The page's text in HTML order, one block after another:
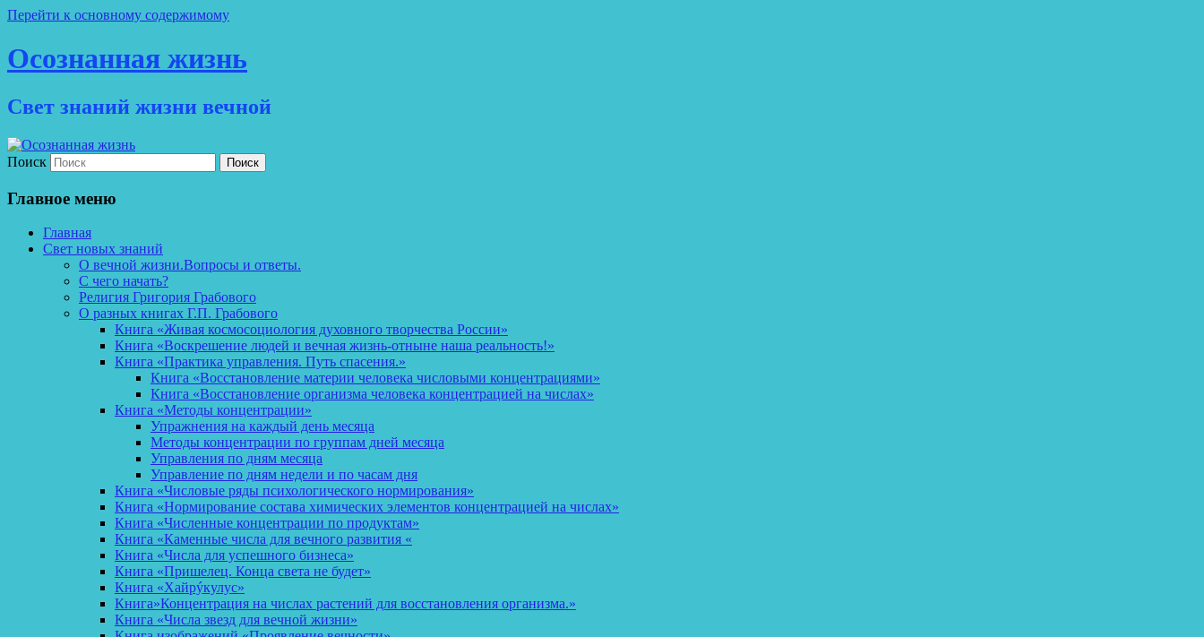
Перейти к основному содержимому
Осознанная жизнь
Свет знаний жизни вечной
Поиск
Главное меню
Главная
Свет новых знаний
О вечной жизни.Вопросы и ответы.
С чего начать?
Религия Григория Грабового
О разных книгах Г.П. Грабового
Книга «Живая космосоциология духовного творчества России»
Книга «Воскрешение людей и вечная жизнь-отныне наша реальность!»
Книга «Практика управления. Путь спасения.»
Книга «Восстановление материи человека числовыми концентрациями»
Книга «Восстановление организма человека концентрацией на числах»
Книга «Методы концентрации»
Упражнения на каждый день месяца
Методы концентрации по группам дней месяца
Управления по дням месяца
Управление по дням недели и по часам дня
Книга «Числовые ряды психологического нормирования»
Книга «Нормирование состава химических элементов концентрацией на числах»
Книга «Численные концентрации по продуктам»
Книга «Каменные числа для вечного развития «
Книга «Числа для успешного бизнеса»
Книга «Пришелец. Конца света не будет»
Книга «Хайрýкулус»
Книга»Концентрация на числах растений для восстановления организма.»
Книга «Числа звезд для вечной жизни»